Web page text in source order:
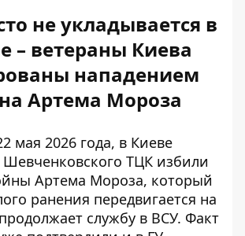
не укладывается в
– ветераны Киева
нападением
Артема Мороза
мая 2026 года, в Киеве
Шевченковского ТЦК избили
Артема Мороза, который
ранения передвигается на
службу в ВСУ. Факт